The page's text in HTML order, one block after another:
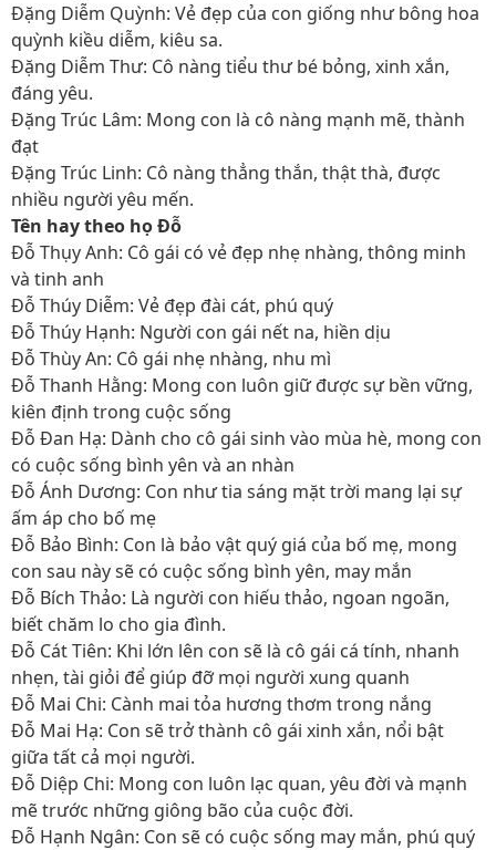
Đặng Diễm Quỳnh: Vẻ đẹp của con giống như bông hoa
quỳnh kiều diễm, kiêu sa.
Đặng Diễm Thư: Cô nàng tiểu thư bé bỏng, xinh xắn,
đáng yêu.
Đặng Trúc Lâm: Mong con là cô nàng mạnh mẽ, thành
đạt
Đặng Trúc Linh: Cô nàng thẳng thắn, thật thà, được
nhiều người yêu mến.
Tên hay theo họ Đỗ
Đỗ Thụy Anh: Cô gái có vẻ đẹp nhẹ nhàng, thông minh
và tinh anh
Đỗ Thúy Diễm: Vẻ đẹp đài cát, phú quý
Đỗ Thúy Hạnh: Người con gái nết na, hiền dịu
Đỗ Thùy An: Cô gái nhẹ nhàng, nhu mì
Đỗ Thanh Hằng: Mong con luôn giữ được sự bền vững,
kiên định trong cuộc sống
Đỗ Đan Hạ: Dành cho cô gái sinh vào mùa hè, mong con
có cuộc sống bình yên và an nhàn
Đỗ Ánh Dương: Con như tia sáng mặt trời mang lại sự
ấm áp cho bố mẹ
Đỗ Bảo Bình: Con là bảo vật quý giá của bố mẹ, mong
con sau này sẽ có cuộc sống bình yên, may mắn
Đỗ Bích Thảo: Là người con hiếu thảo, ngoan ngoãn,
biết chăm lo cho gia đình.
Đỗ Cát Tiên: Khi lớn lên con sẽ là cô gái cá tính, nhanh
nhẹn, tài giỏi để giúp đỡ mọi người xung quanh
Đỗ Mai Chi: Cành mai tỏa hương thơm trong nắng
Đỗ Mai Hạ: Con sẽ trở thành cô gái xinh xắn, nổi bật
giữa tất cả mọi người.
Đỗ Diệp Chi: Mong con luôn lạc quan, yêu đời và mạnh
mẽ trước những giông bão của cuộc đời.
Đỗ Hạnh Ngân: Con sẽ có cuộc sống may mắn, phú quý